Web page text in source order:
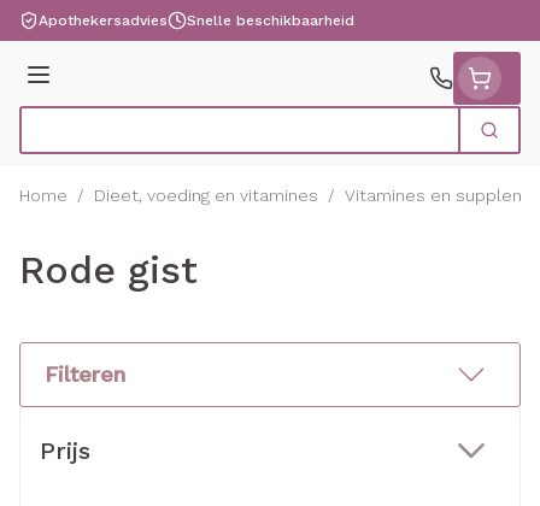
Ga naar de inhoud
Apothekersadvies Snelle beschikbaarheid
Menu
Zoek
Home / Dieet, voeding en vitamines / Vitamines en
Rode gist
Filteren
Prijs